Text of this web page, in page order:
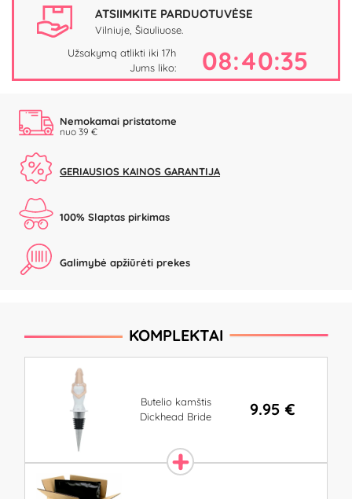
ATSIIMKITE PARDUOTUVĖSE
Vilniuje, Šiauliuose.
Užsakymą atlikti iki 17h
Jums liko:
08:40:34
Nemokamai pristatome
nuo 39 €
GERIAUSIOS KAINOS GARANTIJA
100% Slaptas pirkimas
Galimybė apžiūrėti prekes
KOMPLEKTAI
Butelio kamštis
Dickhead Bride
9.95 €